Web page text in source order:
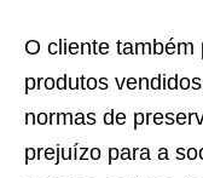
O cliente também
produtos
normas de
prejuízo para a